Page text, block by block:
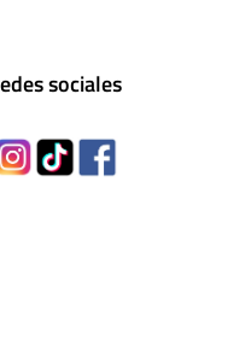
sociales